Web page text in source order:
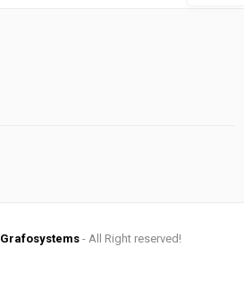
Grafosystems- All Right reserved!